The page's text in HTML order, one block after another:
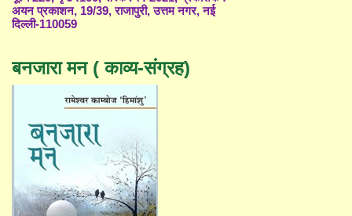
अयन प्रकाशन, 19/39, राजापुरी, उत्तम नगर, नई
दिल्ली-110059
बनजारा मन ( काव्य-संग्रह)